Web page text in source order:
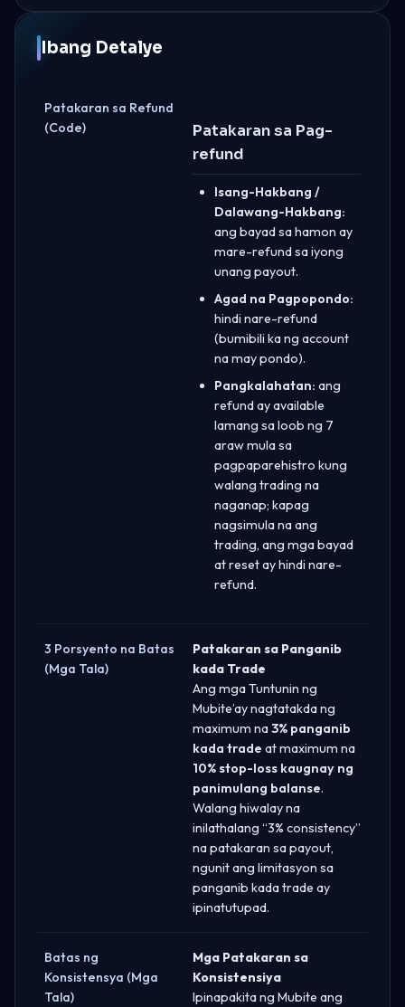
Ibang Detalye
Patakaran sa Refund
(Code)
Patakaran sa Pag-
refund
Isang-Hakbang /
Dalawang-Hakbang:
ang bayad sa hamon ay
mare-refund sa iyong
unang payout.
Agad na Pagpopondo:
hindi nare-refund
(bumibili ka ng account
na may pondo).
Pangkalahatan: ang
refund ay available
lamang sa loob ng 7
araw mula sa
pagpaparehistro kung
walang trading na
naganap; kapag
nagsimula na ang
trading, ang mga bayad
at reset ay hindi nare-
refund.
3 Porsyento na Batas
(Mga Tala)
Patakaran sa Panganib
kada Trade
Ang mga Tuntunin ng
Mubite’ay nagtatakda ng
maximum na3% panganib
kada trade at maximum na
10% stop-loss kaugnay ng
panimulang balanse.
Walang hiwalay na
inilathalang “3% consistency”
na patakaran sa payout,
ngunit ang limitasyon sa
panganib kada trade ay
ipinatutupad.
Batas ng
Konsistensya (Mga
Tala)
Mga Patakaran sa
Konsistensiya
Ipinapakita ng Mubite ang